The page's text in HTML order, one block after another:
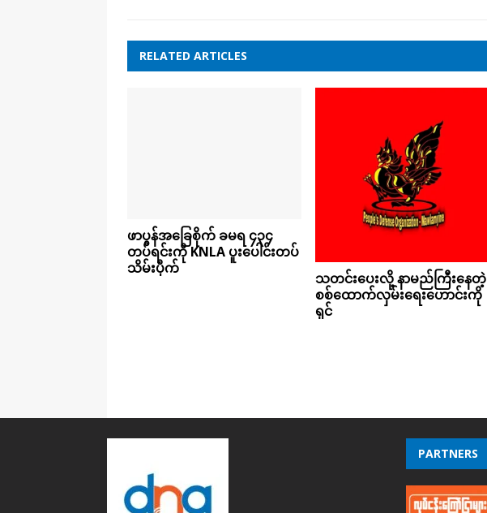
RELATED ARTICLES
ဖာပွန်အခြေစိုက် ခမရ ၄၃၄
တပ်ရင်းကို KNLA ပူးပေါင်းတပ်
သိမ်းပိုက်
သတင်းပေးလို့ နာမည်ကြီးနေတဲ့
စစ်ထောက်လှမ်းရေးဟောင်းကို
ရှင်
PARTNERS